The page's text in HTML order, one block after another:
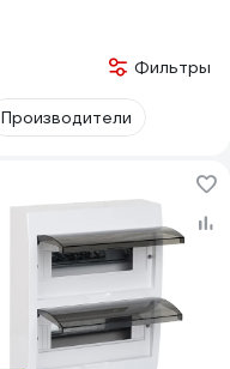
Фильтры
Производители